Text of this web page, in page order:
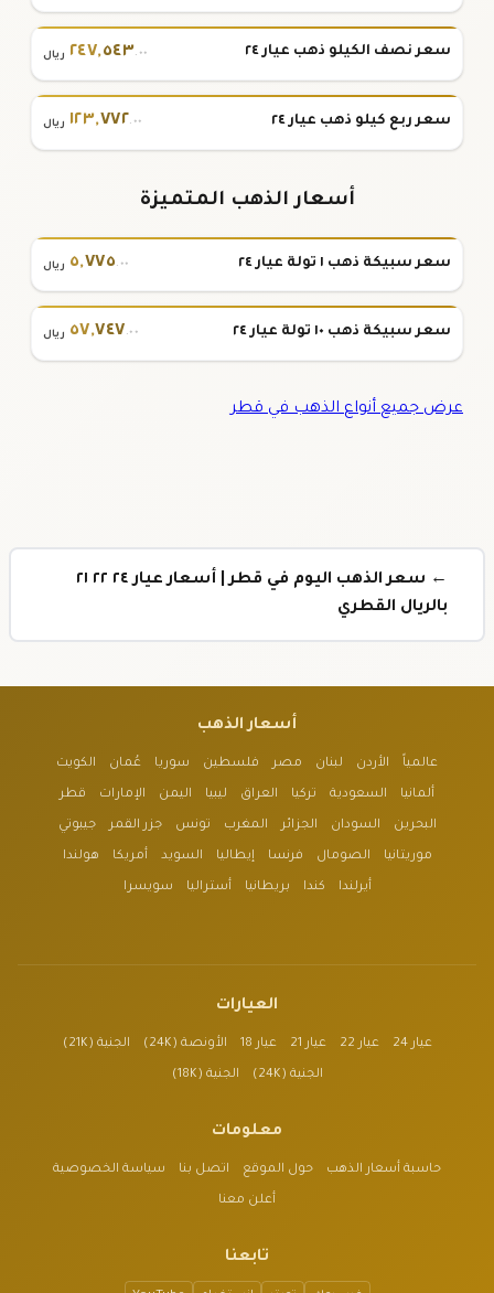
سعر نصف الكيلو ذهب عيار ٢٤ ٢٤٧,٥٤٣.٠٠ ريال
سعر ربع كيلو ذهب عيار ٢٤ ١٢٣,٧٧٢.٠٠ ريال
أسعار الذهب المتميزة
سعر سبيكة ذهب ١ تولة عيار ٢٤ ٥,٧٧٥.٠٠ ريال
سعر سبيكة ذهب ١٠ تولة عيار ٢٤ ٥٧,٧٤٧.٠٠ ريال
عرض جميع أنواع الذهب في قطر
← سعر الذهب اليوم في قطر | أسعار عيار ٢٤ ٢٢ ٢١
بالريال القطري
أسعار الذهب
عالمياً الأردن لبنان مصر فلسطين سوريا عُمان الكويت
ألمانيا السعودية تركيا العراق ليبيا اليمن الإمارات قطر
البحرين السودان الجزائر المغرب تونس جزر القمر جيبوتي
موريتانيا الصومال فرنسا إيطاليا السويد أمريكا هولندا
أيرلندا كندا بريطانيا أستراليا سويسرا
العيارات
عيار 24 عيار 22 عيار 21 عيار 18 الأونصة (24K) الجنية (21K)
الجنية (24K) الجنية (18K)
معلومات
حاسبة أسعار الذهب حول الموقع اتصل بنا سياسة الخصوصية
أعلن معنا
تابعنا